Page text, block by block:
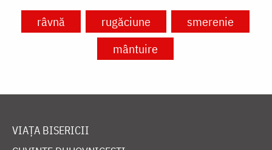
râvnă rugăciune
smerenie
mântuire
VIAȚA BISERICII